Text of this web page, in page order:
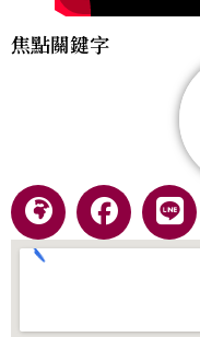
焦點關鍵字